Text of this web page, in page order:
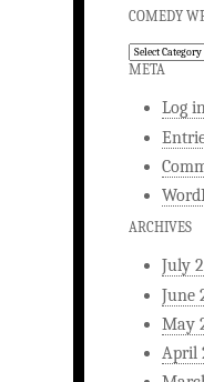
COMEDY
Comedy
Writing
META
Log
ARCHIVES
July
June
May
April